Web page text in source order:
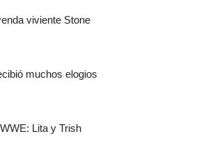
viviente Stone
muchos elogios
Lita y Trish